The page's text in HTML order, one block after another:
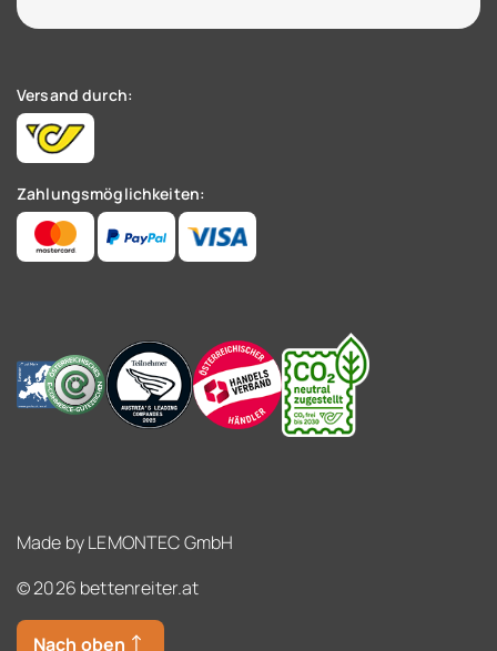
Versand durch:
Zahlungsmöglichkeiten:
Made byLEMONTEC GmbH
© 2026 bettenreiter.at
Nach oben